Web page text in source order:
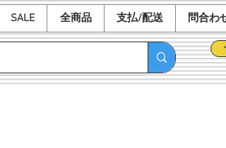
SALE 全商品 支払/配送 問合わ